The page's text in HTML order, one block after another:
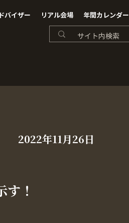
バイザー リアル会場 年間カレンダー
2022年11月26日
！